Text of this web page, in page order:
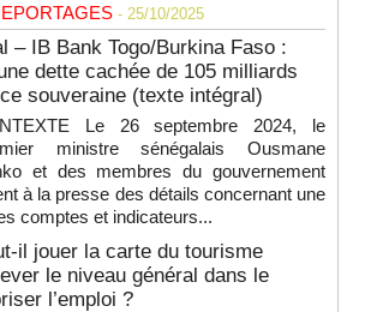
- 25/10/2025
– IB Bank Togo/Burkina Faso :
dette cachée de 105 milliards
souveraine (texte intégral)
Le 26 septembre 2024, le
ministre sénégalais Ousmane
et des membres du gouvernement
à la presse des détails concernant une
comptes et indicateurs...
il jouer la carte du tourisme
le niveau général dans le
l’emploi ?